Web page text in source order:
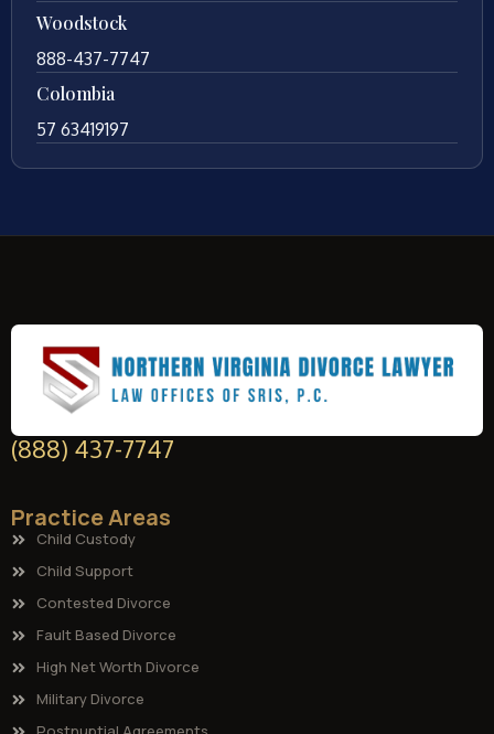
Woodstock
888-437-7747
Colombia
57 63419197
(888) 437-7747
Practice Areas
Child Custody
Child Support
Contested Divorce
Fault Based Divorce
High Net Worth Divorce
Military Divorce